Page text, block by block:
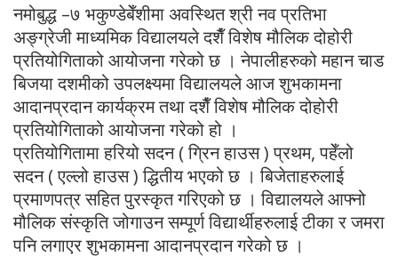
नमोबुद्ध –७ भकुण्डेबेँशीमा अवस्थित श्री नव प्रतिभा
अङ्ग्रेजी माध्यमिक विद्यालयले दशैँ विशेष मौलिक दोहोरी
प्रतियोगिताको आयोजना गरेको छ । नेपालीहरुको महान चाड
बिजया दशमीको उपलक्ष्यमा विद्यालयले आज शुभकामना
आदानप्रदान कार्यक्रम तथा दशैँ विशेष मौलिक दोहोरी
प्रतियोगिताको आयोजना गरेको हो ।
प्रतियोगितामा हरियो सदन ( ग्रिन हाउस ) प्रथम, पहेँलो
सदन ( एल्लो हाउस ) द्धितीय भएको छ । बिजेताहरुलाई
प्रमाणपत्र सहित पुरस्कृत गरिएको छ । विद्यालयले आफ्नो
मौलिक संस्कृति जोगाउन सम्पूर्ण विद्यार्थीहरुलाई टीका र जमरा
पनि लगाएर शुभकामना आदानप्रदान गरेको छ ।